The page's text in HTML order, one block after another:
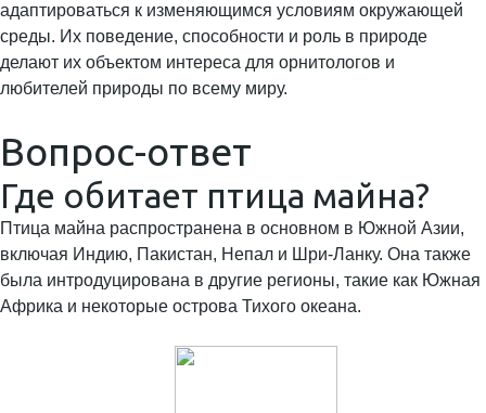
адаптироваться к изменяющимся условиям окружающей
среды. Их поведение, способности и роль в природе
делают их объектом интереса для орнитологов и
любителей природы по всему миру.
Вопрос-ответ
Где обитает птица майна?
Птица майна распространена в основном в Южной Азии,
включая Индию, Пакистан, Непал и Шри-Ланку. Она также
была интродуцирована в другие регионы, такие как Южная
Африка и некоторые острова Тихого океана.